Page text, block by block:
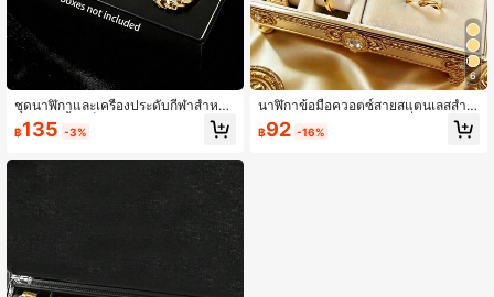
ชุดนาฬิกาและเครื่องประดับกีฬาสำหรับ
ผู้ชาย 4 ชิ้น/เซ็ต สายสแตนเลส มีหลาย
สีและหลายขนาดให้เลือก
฿135 -3%
6
นาฬิกาข้อมือควอตซ์สายสแตนเลสสำห
รับผู้หญิง ดีไซน์มินิมอลแฟชั่น หน้าปัดเ
รียบง่าย + ชุดเครื่องประดับ (6 ชิ้น)
฿92 -16%